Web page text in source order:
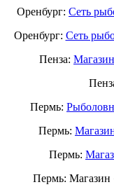
Оренбург: Сеть
Оренбург: Сеть
Пенза:
Пермь:
Пермь:
Пермь:
Пермь: Магазин